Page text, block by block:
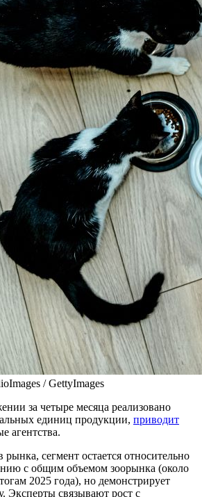
/ GettyImages
за четыре месяца реализовано
единиц продукции, приводит
агентства.
сегмент остается относительно
с общим объемом зоорынка (около
2025 года), но демонстрирует
Эксперты связывают рост с